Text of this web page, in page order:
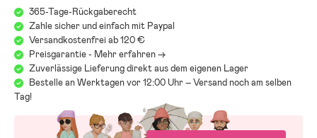
365-Tage-Rückgaberecht
Zahle sicher und einfach mit Paypal
Versandkostenfrei ab 120 €
Preisgarantie - Mehr erfahren ->
Zuverlässige Lieferung direkt aus dem eigenen Lager
Bestelle an Werktagen vor 12:00 Uhr – Versand noch am selben
Tag!